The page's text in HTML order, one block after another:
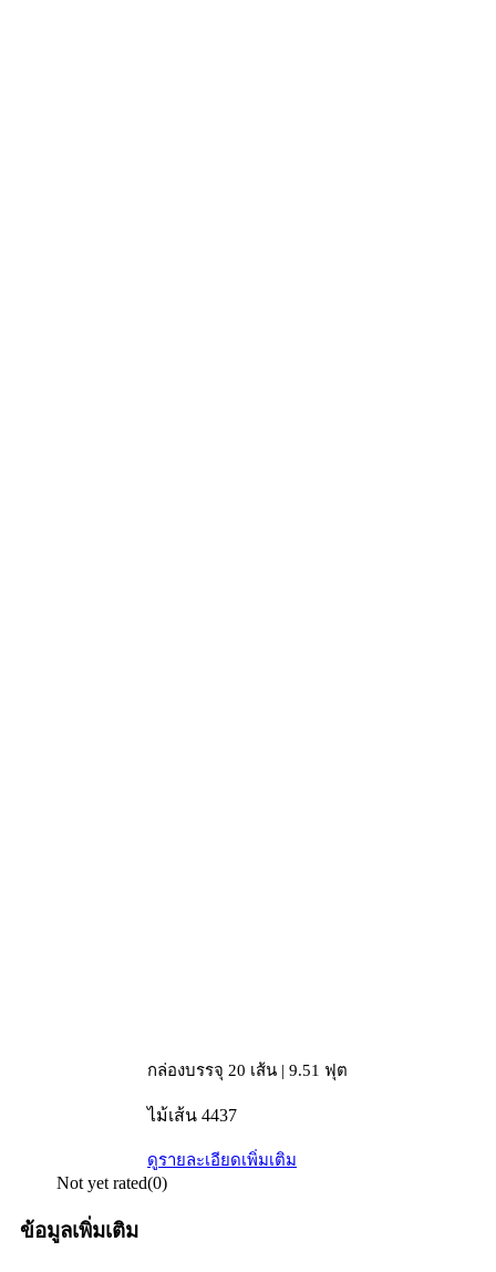
กล่องบรรจุ 20 เส้น | 9.51 ฟุต
ไม้เส้น 4437
ดูรายละเอียดเพิ่มเติม
Not yet rated(0)
ข้อมูลเพิ่มเติม